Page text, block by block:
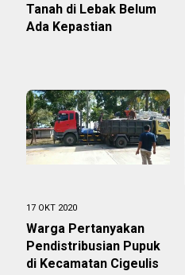
Tanah di Lebak Belum
Ada Kepastian
17 OKT 2020
Warga Pertanyakan
Pendistribusian Pupuk
di Kecamatan Cigeulis